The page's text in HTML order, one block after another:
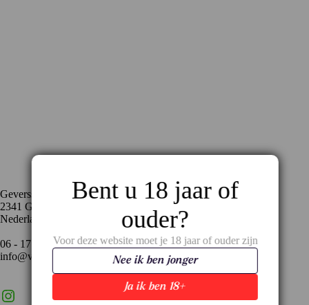
Geversstraat 35
2341 GA Oegstgeest
Nederland
06 - 17 59 02 94
info@vinopronto.nl
InstagramLinkedIn
Bent u 18 jaar of
ouder?
Voor deze website moet je 18 jaar of ouder zijn
Ja ik ben 18+
Nee ik ben jonger